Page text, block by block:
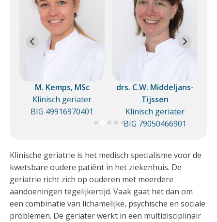
M. Kemps, MSc
Klinisch geriater
BIG 49916970401
drs. C.W. Middeljans-
Tijssen
Klinisch geriater
BIG 79050466901
Klinische geriatrie is het medisch specialisme voor de
kwetsbare oudere patiënt in het ziekenhuis. De
geriatrie richt zich op ouderen met meerdere
aandoeningen tegelijkertijd. Vaak gaat het dan om
een combinatie van lichamelijke, psychische en sociale
problemen. De geriater werkt in een multidisciplinair